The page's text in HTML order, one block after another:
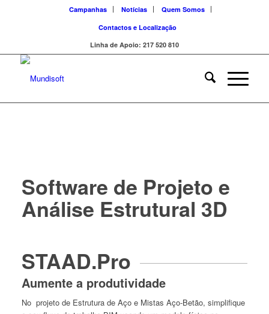
Campanhas Notícias
Quem Somos
Contactos e Localização
Linha de Apoio: 217 520 810
Software de Projeto e
Análise Estrutural 3D
STAAD.Pro
Aumente a produtividade
No projeto de Estrutura de Aço e Mistas Aço-Betão, simplifique